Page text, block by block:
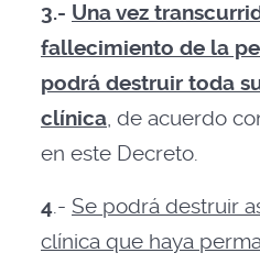
3.- Una vez
fallecimiento de la
podrá destruir toda
clínica, de acuerdo
en este Decreto.
4.- Se podrá destruir
clínica que haya